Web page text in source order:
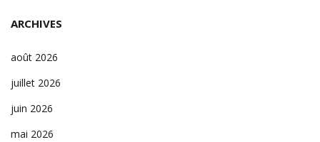
ARCHIVES
août 2026
juillet 2026
juin 2026
mai 2026